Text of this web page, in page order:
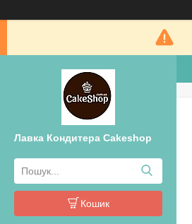
Лавка Кондитера Cakeshop
Кошик